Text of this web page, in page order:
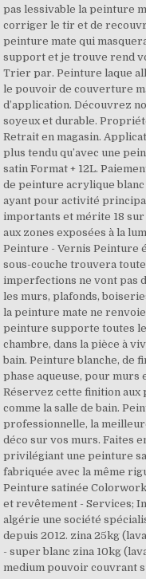
pas lessivable la peinture
corriger le tir et de
peinture mate qui
support et je trouve rend
Trier par. Peinture laque
le pouvoir de couverture
d’application. Découvrez
soyeux et durable.
Retrait en magasin.
plus tendu qu’avec une
satin Format + 12L.
de peinture acrylique
ayant pour activité
importants et mérite 18
aux zones exposées à la
Peinture - Vernis Peinture
sous-couche trouvera
imperfections ne vont pas
les murs, plafonds,
la peinture mate ne
peinture supporte toutes
chambre, dans la pièce à
bain. Peinture blanche, de
phase aqueuse, pour murs
Réservez cette finition aux
comme la salle de bain.
professionnelle, la
déco sur vos murs. Faites
privilégiant une peinture
fabriquée avec la même
Peinture satinée
et revêtement - Services;
algérie une société
depuis 2012. zina 25kg
- super blanc zina 10kg
medium pouvoir couvrant